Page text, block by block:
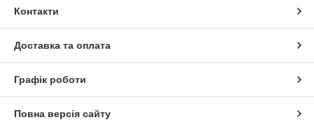
Контакти
Доставка та оплата
Графік роботи
Повна версія сайту